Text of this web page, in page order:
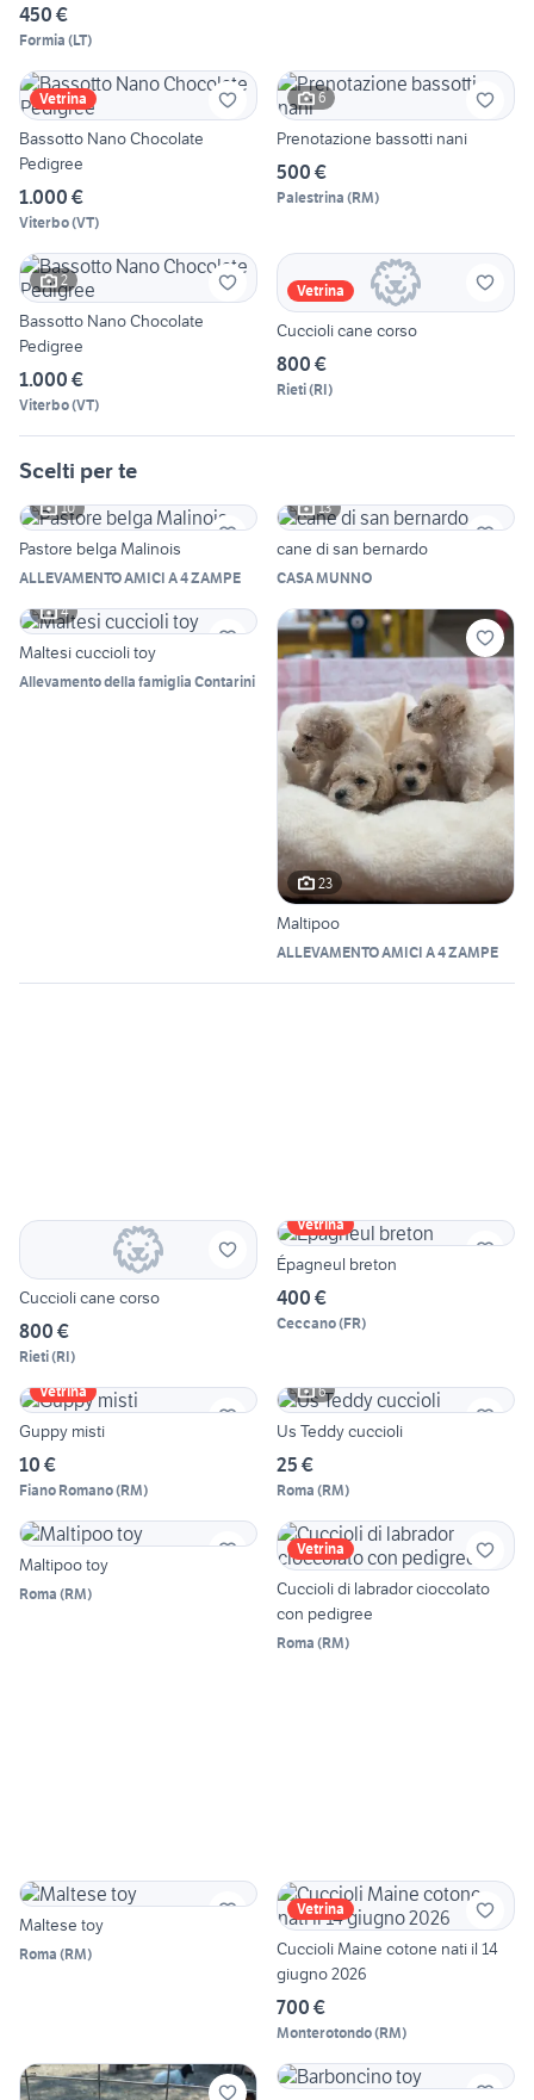
450 €
Formia (LT)
Vetrina
Bassotto Nano Chocolate
Pedigree
1.000 €
Viterbo(VT)
6
Prenotazione bassotti nani
500 €
Palestrina (RM)
2
Bassotto Nano Chocolate
Pedigree
1.000 €
Viterbo(VT)
Vetrina
Cuccioli cane corso
800 €
Rieti(RI)
Scelti per te
10
Pastore belga Malinois
ALLEVAMENTO AMICI A 4 ZAMPE
13
cane di san bernardo
CASA MUNNO
4
Maltesi cuccioli toy
Allevamento della famiglia Contarini
23
Maltipoo
ALLEVAMENTO AMICI A 4 ZAMPE
Cuccioli cane corso
800 €
Rieti(RI)
Vetrina
Épagneul breton
400 €
Ceccano(FR)
Vetrina
Guppy misti
10 €
Fiano Romano(RM)
6
Us Teddy cuccioli
25 €
Roma (RM)
Maltipoo toy
Roma (RM)
Vetrina
Cuccioli di labrador cioccolato
con pedigree
Roma (RM)
Maltese toy
Roma (RM)
Vetrina
Cuccioli Maine cotone nati il 14
giugno 2026
700 €
Monterotondo(RM)